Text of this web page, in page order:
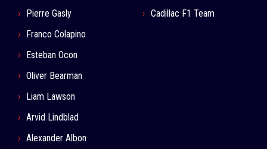
Pierre Gasly
Franco Colapino
Esteban Ocon
Oliver Bearman
Liam Lawson
Arvid Lindblad
Alexander Albon
Cadillac F1 Team